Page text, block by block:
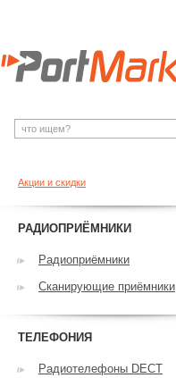
Акции и скидки
РАДИОПРИЁМНИКИ
Радиоприёмники
Сканирующие приёмники
ТЕЛЕФОНИЯ
Радиотелефоны DECT